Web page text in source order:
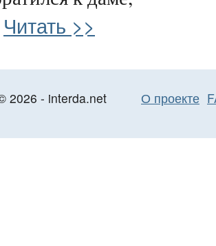
Читать >>
2026 - interda.net О проекте